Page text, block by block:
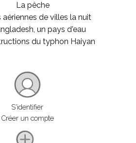
La pêche
aériennes de villes la nuit
un pays d'eau
du typhon Haiyan
S'identifier
Créer un compte